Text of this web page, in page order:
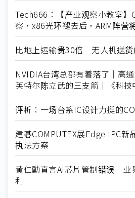
Tech666：【产业观察小教室】
察，x86光环褪去后，ARM阵营
比地上运输贵30倍 无人机送货
NVIDIA台湾总部有着落了｜高
英特尔陈立武的三支箭｜《科技
评析：一场台系IC设计力挺的
建碁COMPUTEX展Edge IPC
执法方案
黄仁勳直言AI芯片管制错误 业
利